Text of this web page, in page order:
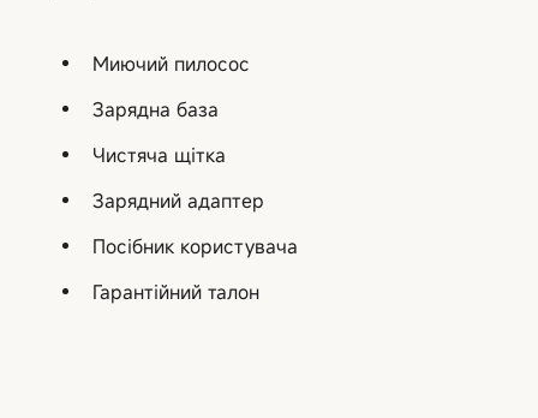
Миючий пилосос
Зарядна база
Чистяча щітка
Зарядний адаптер
Посібник користувача
Гарантійний талон